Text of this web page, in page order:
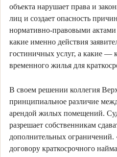
объекта нарушает права и
лиц и создает опасность
нормативно-правовыми актами
какие именно действия
гостиничных услуг, а какие —
временного жилья для
В своем решении коллегия
принципиальное различие
арендой жилых помещений. Суд
разрешает собственникам
дополнительных ограничений.
договору краткосрочного